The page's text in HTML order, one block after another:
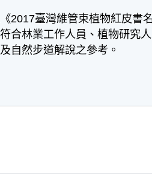
2017臺灣維管束植物紅皮書
合林業工作人員、植物研究
自然步道解說之參考。